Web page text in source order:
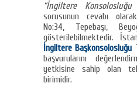
“İngiltere
sorusunun cevabı
No:34, Tepebaşı,
gösterilebilmektedir.
İngiltere Başkonsolosluğu
başvurularını
yetkisine sahip olan
birimidir.